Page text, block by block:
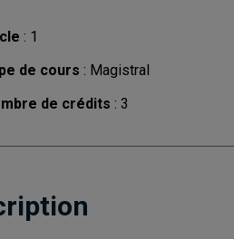
: 1
de cours : Magistral
de crédits : 3